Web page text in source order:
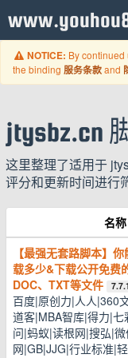
NOTICE: By
the binding 服务条款and
jtysbz.cn
这里整理了适用于
评分和更新时间进行
名称
【最强无套路脚本】
载多少&下载公开免费
DOC、TXT等文件
7.7.1
百度|原创力|人人|360
道客|MBA智库|得力|
问|蚂蚁|读根网|搜弘|
网|GB|JJG|行业标准|